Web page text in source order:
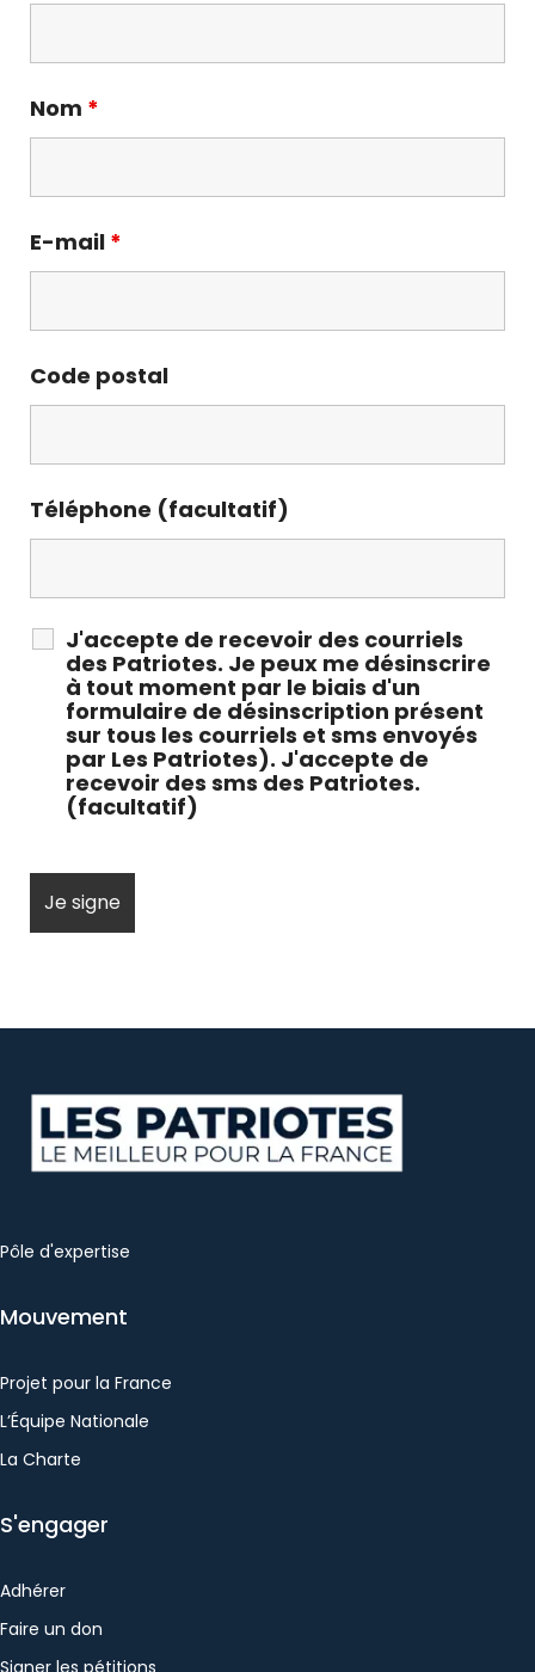
Nom *
E-mail *
Code postal
Téléphone (facultatif)
J'accepte de recevoir des courriels
des Patriotes. Je peux me désinscrire
à tout moment par le biais d'un
formulaire de désinscription présent
sur tous les courriels et sms envoyés
par Les Patriotes). J'accepte de
recevoir des sms des Patriotes.
(facultatif)
Pôle d'expertise
Mouvement
Projet pour la France
L’Équipe Nationale
La Charte
S'engager
Adhérer
Faire un don
Signer les pétitions